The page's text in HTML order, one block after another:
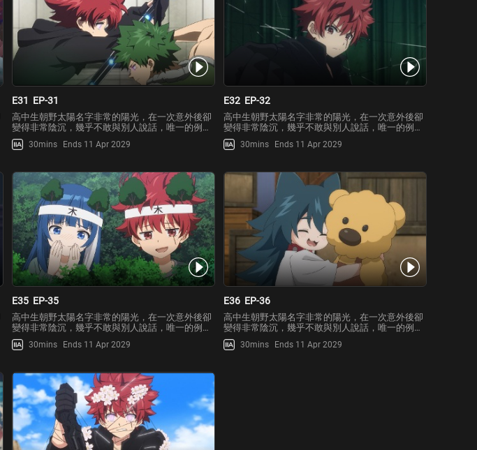
E31 EP-31
高中生朝野太陽名字非常的陽光，在一次意外後卻
變得非常陰沉，幾乎不敢與別人說話，唯一的例外
就是青梅竹馬夜櫻六美。然而某一天，因為疑似迷
戀六美的跟蹤狂晝川老師卻想動手殺害太陽，太陽
30mins Ends 11 Apr 2029
E32 EP-32
高中生朝野太陽名字非常的陽光，在一次意外後卻
變得非常陰沉，幾乎不敢與別人說話，唯一的例外
就是青梅竹馬夜櫻六美。然而某一天，因為疑似迷
戀六美的跟蹤狂晝川老師卻想動手殺害太陽，太陽
30mins Ends 11 Apr 2029
E35 EP-35
高中生朝野太陽名字非常的陽光，在一次意外後卻
變得非常陰沉，幾乎不敢與別人說話，唯一的例外
就是青梅竹馬夜櫻六美。然而某一天，因為疑似迷
戀六美的跟蹤狂晝川老師卻想動手殺害太陽，太陽
世家的千金大小姐…！
30mins Ends 11 Apr 2029
E36 EP-36
高中生朝野太陽名字非常的陽光，在一次意外後卻
變得非常陰沉，幾乎不敢與別人說話，唯一的例外
就是青梅竹馬夜櫻六美。然而某一天，因為疑似迷
戀六美的跟蹤狂晝川老師卻想動手殺害太陽，太陽
30mins Ends 11 Apr 2029